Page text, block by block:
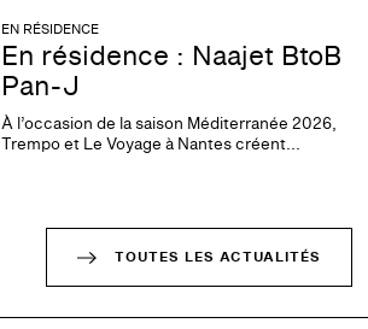
EN RÉSIDENCE
En résidence : Naajet BtoB
Pan-J
À l’occasion de la saison Méditerranée 2026,
Trempo et Le Voyage à Nantes créent...
TOUTES LES ACTUALITÉS